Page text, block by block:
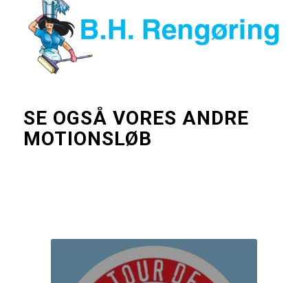
SE OGSÅ VORES ANDRE
MOTIONSLØB